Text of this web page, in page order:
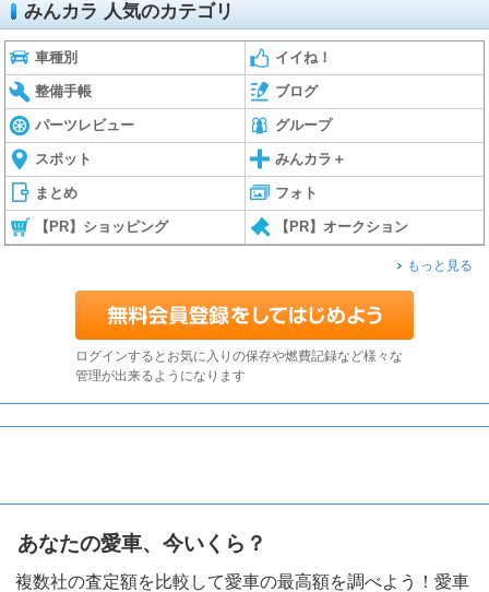
みんカラ 人気のカテゴリ
車種別 イイね！
整備手帳 ブログ
パーツレビュー グループ
スポット みんカラ＋
まとめ フォト
【PR】ショッピング 【PR】オークション
もっと見る
ログインするとお気に入りの保存や燃費記録など様々な
管理が出来るようになります
あなたの愛車、今いくら？
複数社の査定額を比較して愛車の最高額を調べよう！愛車